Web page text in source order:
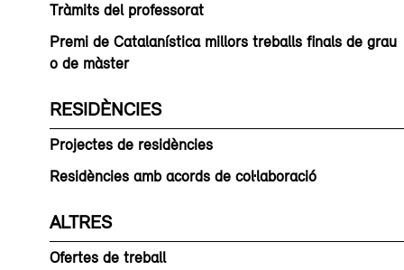
Tràmits del professorat
Premi de Catalanística millors treballs finals de grau
o de màster
RESIDÈNCIES
Projectes de residències
Residències amb acords de col·laboració
ALTRES
Ofertes de treball